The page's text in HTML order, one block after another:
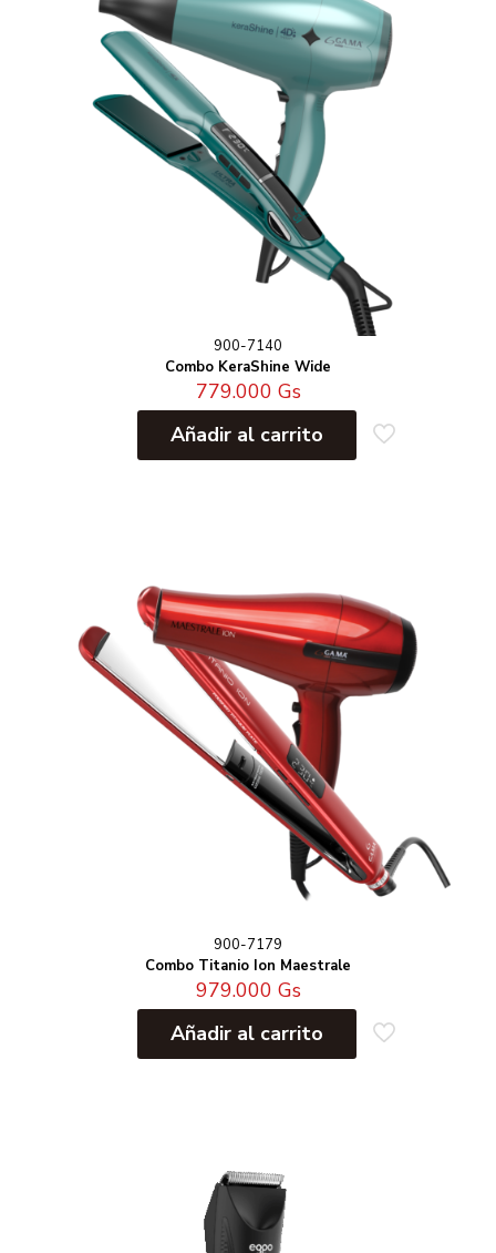
900-7140
Combo KeraShine Wide
779.000 Gs
Añadir al carrito
900-7179
Combo Titanio Ion Maestrale
979.000 Gs
Añadir al carrito